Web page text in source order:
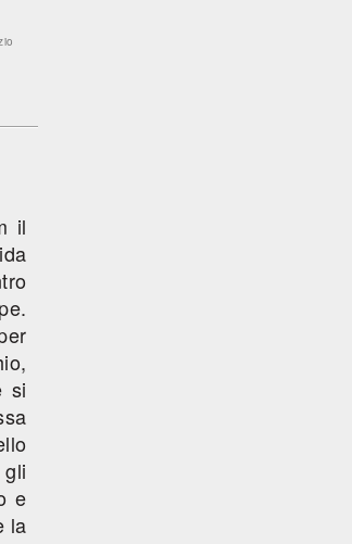
il
si
e
la